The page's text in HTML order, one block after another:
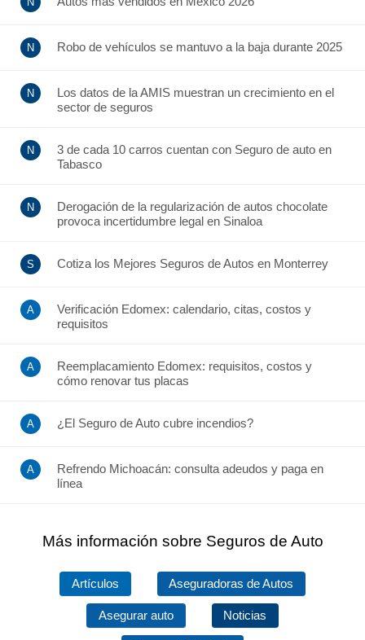
Robo de vehículos se mantuvo a la baja durante 2025
Los datos de la AMIS muestran un crecimiento en el
sector de seguros
3 de cada 10 carros cuentan con Seguro de auto en
Tabasco
Derogación de la regularización de autos chocolate
provoca incertidumbre legal en Sinaloa
Cotiza los Mejores Seguros de Autos en Monterrey
Verificación Edomex: calendario, citas, costos y
requisitos
Reemplacamiento Edomex: requisitos, costos y
cómo renovar tus placas
¿El Seguro de Auto cubre incendios?
Refrendo Michoacán: consulta adeudos y paga en
línea
Más información sobre Seguros de Auto
Artículos Aseguradoras de Autos
Asegurar auto Noticias